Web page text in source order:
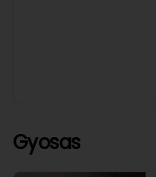
Gyosas